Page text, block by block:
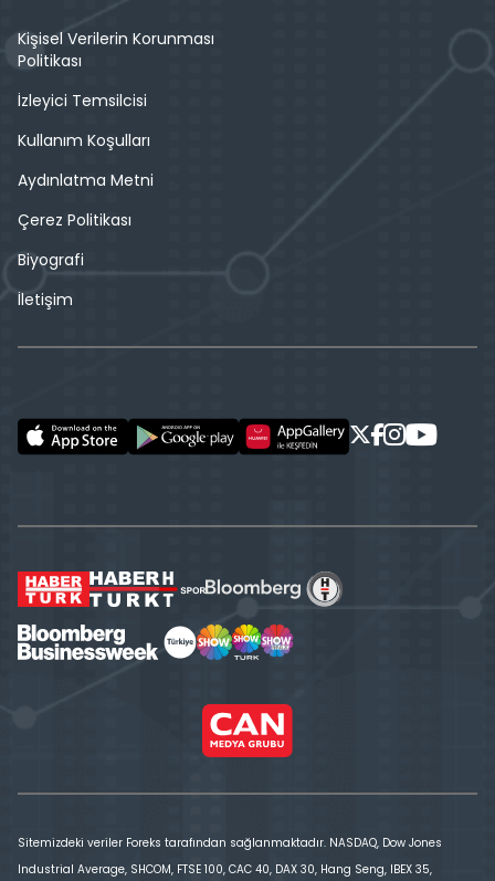
Kişisel Verilerin Korunması
Politikası
İzleyici Temsilcisi
Kullanım Koşulları
Aydınlatma Metni
Çerez Politikası
Biyografi
İletişim
Sitemizdeki veriler Foreks tarafından sağlanmaktadır. NASDAQ, Dow Jones
Industrial Average, SHCOM, FTSE 100, CAC 40, DAX 30, Hang Seng, IBEX 35,